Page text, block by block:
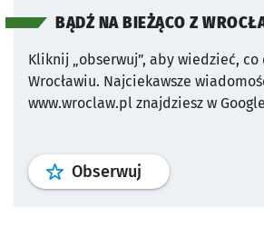
BĄDŹ NA BIEŻĄCO Z
Kliknij „obserwuj”, aby wiedzieć, co
Wrocławiu. Najciekawsze
www.wroclaw.pl znajdziesz w
Obserwuj profil